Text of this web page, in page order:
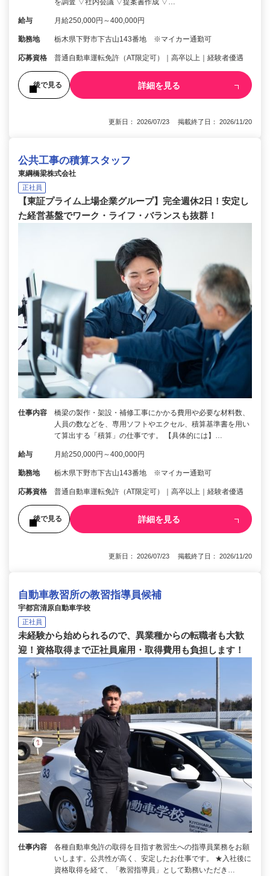
を調査 ▽社内会議 ▽提案書作成 ▽…
給与 月給250,000円～400,000円
勤務地 栃木県下野市下古山143番地 ※マイカー通勤可
応募資格 普通自動車運転免許（AT限定可）｜高卒以上｜経験者優遇
後で見る 詳細を見る
更新日： 2026/07/23 掲載終了日： 2026/11/20
公共工事の積算スタッフ
東綱橋梁株式会社
正社員
【東証プライム上場企業グループ】完全週休2日！安定し
た経営基盤でワーク・ライフ・バランスも抜群！
仕事内容
橋梁の製作・架設・補修工事にかかる費用や必要な材料数、
人員の数などを、専用ソフトやエクセル、積算基準書を用い
て算出する「積算」の仕事です。 【具体的には】…
給与 月給250,000円～400,000円
勤務地 栃木県下野市下古山143番地 ※マイカー通勤可
応募資格 普通自動車運転免許（AT限定可）｜高卒以上｜経験者優遇
後で見る 詳細を見る
更新日： 2026/07/23 掲載終了日： 2026/11/20
自動車教習所の教習指導員候補
宇都宮清原自動車学校
正社員
未経験から始められるので、異業種からの転職者も大歓
迎！資格取得まで正社員雇用・取得費用も負担します！
仕事内容
各種自動車免許の取得を目指す教習生への指導員業務をお願
いします。公共性が高く、安定したお仕事です。 ★入社後に
資格取得を経て、「教習指導員」として勤務いただき…